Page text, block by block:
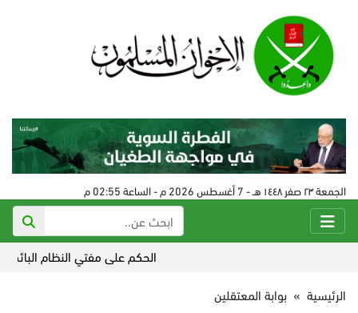
الجمعة ٢٣ صفر ١٤٤٨ هـ - 7 أغسطس 2026 م - الساعة 02:55 م
الحكم على مفتي النظام البائد في سورية
الرئيسية » بوابة المعتقلين